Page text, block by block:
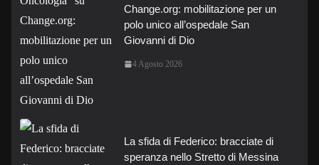
Change.org: mobilitazione per un
polo unico all’ospedale San
Giovanni di Dio
4 Agosto 2026
La sfida di Federico: bracciate di
speranza nello Stretto di Messina